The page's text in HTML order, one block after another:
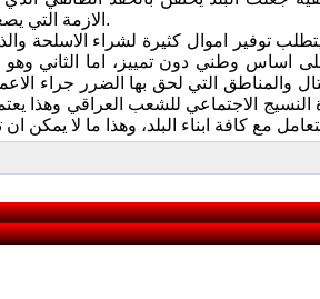
الازمة التي يصعب الخروج منها بسهولة.
توفير اموال كثيرة لشراء الاسلحة
وطني دون تمييز، اما الثاني
والمناطق التي لحق بها الضرر جراء
الاجتماعي للشعب العراقي وهذا